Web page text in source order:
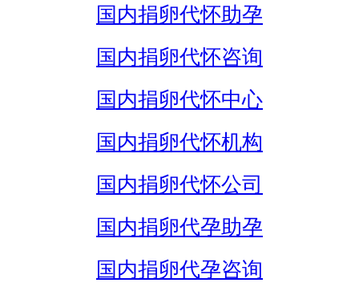
国内捐卵代怀助孕
国内捐卵代怀咨询
国内捐卵代怀中心
国内捐卵代怀机构
国内捐卵代怀公司
国内捐卵代孕助孕
国内捐卵代孕咨询